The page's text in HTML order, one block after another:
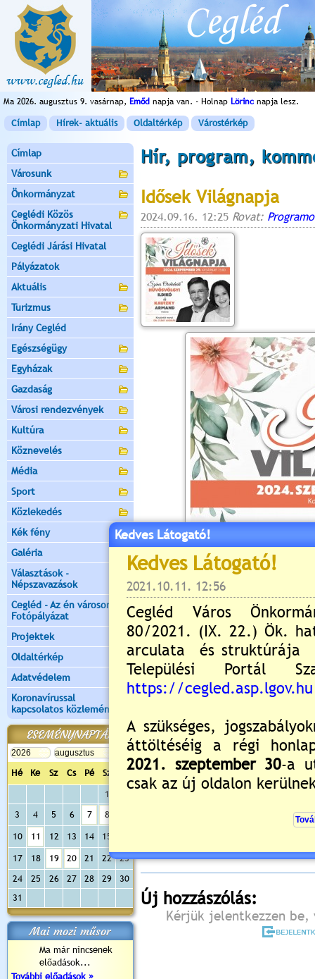
Ma 2026. augusztus 9. vasárnap, Emőd napja van. - Holnap Lörinc napja lesz.
Címlap Hírek- aktuális Oldaltérkép Várostérkép
Címlap
Városunk
Önkormányzat
Ceglédi Közös
Önkormányzati Hivatal
Ceglédi Járási Hivatal
Pályázatok
Aktuális
Turizmus
Irány Cegléd
Egészségügy
Egyházak
Gazdaság
Városi rendezvények
Kultúra
Köznevelés
Média
Sport
Közlekedés
Kék fény
Galéria
Választások -
Népszavazások
Cegléd - Az én városom -
Fotópályázat
Projektek
Oldaltérkép
Adatvédelem
Koronavírussal
kapcsolatos közlemények
ESEMÉNYNAPTÁR
Hé Ke Sz Cs Pé Sz
Va
1
3
4 5 6 7 8
10 11 12 13 14 15
17 18 19 20 21 22
23
24
25 26 27 28 29
30
31
Mai mozi műsor
Ma már nincsenek
előadások...
További előadások »
Hír, program,
Idősek Világnapja
2024.09.16. 12:25 Rovat:
Még nincsenek hozzászólások
Új hozzászólás:
Kérjük jelentkezzen be,
Kedves Látogató!